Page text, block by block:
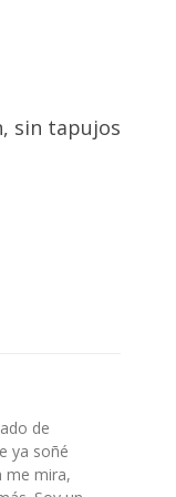
sin tapujos
de
ya soñé
me mira,